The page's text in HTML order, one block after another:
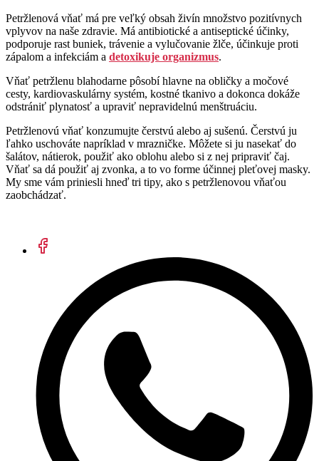
Petržlenová vňať má pre veľký obsah živín množstvo pozitívnych
vplyvov na naše zdravie. Má antibiotické a antiseptické účinky,
podporuje rast buniek, trávenie a vylučovanie žlče, účinkuje proti
zápalom a infekciám a detoxikuje organizmus.
Vňať petržlenu blahodarne pôsobí hlavne na obličky a močové
cesty, kardiovaskulárny systém, kostné tkanivo a dokonca dokáže
odstrániť plynatosť a upraviť nepravidelnú menštruáciu.
Petržlenovú vňať konzumujte čerstvú alebo aj sušenú. Čerstvú ju
ľahko uschováte napríklad v mrazničke. Môžete si ju nasekať do
šalátov, nátierok, použiť ako oblohu alebo si z nej pripraviť čaj.
Vňať sa dá použiť aj zvonka, a to vo forme účinnej pleťovej masky.
My sme vám priniesli hneď tri tipy, ako s petržlenovou vňaťou
zaobchádzať.